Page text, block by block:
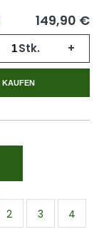
149,90 €
Stk. +
KAUFEN
2 3
4